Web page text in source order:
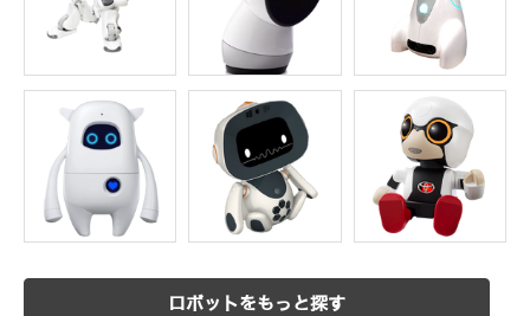
ロボットをもっと探す